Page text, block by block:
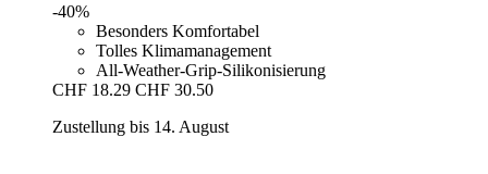
-40%
Besonders Komfortabel
Tolles Klimamanagement
All-Weather-Grip-Silikonisierung
CHF 18.29 CHF 30.50
Zustellung bis 14. August